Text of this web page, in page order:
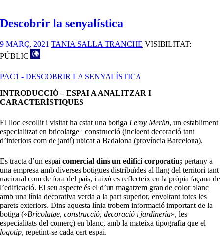
S.L.
Descobrir la senyalística
9 MARÇ, 2021 TANIA SALLA TRANCHE VISIBILITAT:
PÚBLIC
PAC1 - DESCOBRIR LA SENYALÍSTICA
INTRODUCCIÓ – ESPAI A ANALITZAR I
CARACTERÍSTIQUES
El lloc escollit i visitat ha estat una botiga Leroy Merlin, un establiment
especialitzat en bricolatge i construcció (incloent decoració tant
d’interiors com de jardí) ubicat a Badalona (província Barcelona).
Es tracta d’un espai comercial dins un edifici corporatiu; pertany a
una empresa amb diverses botigues distribuïdes al llarg del territori tant
nacional com de fora del país, i això es reflecteix en la pròpia façana de
l’edificació. El seu aspecte és el d’un magatzem gran de color blanc
amb una línia decorativa verda a la part superior, envoltant totes les
parets exteriors. Dins aquesta línia trobem informació important de la
botiga («Bricolatge, construcció, decoració i jardineria», les
especialitats del comerç) en blanc, amb la mateixa tipografia que el
logotip, repetint-se cada cert espai.